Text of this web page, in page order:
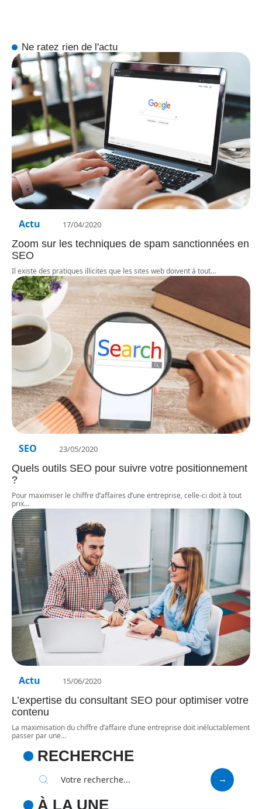
Ne ratez rien de l'actu
Actu 17/04/2020
Zoom sur les techniques de spam sanctionnées en
SEO
Il existe des pratiques illicites que les sites web doivent à tout…
SEO 23/05/2020
Quels outils SEO pour suivre votre positionnement
?
Pour maximiser le chiffre d’affaires d’une entreprise, celle-ci doit à tout
prix…
Actu 15/06/2020
L’expertise du consultant SEO pour optimiser votre
contenu
La maximisation du chiffre d’affaire d’une entreprise doit inéluctablement
passer par une…
RECHERCHE
À LA UNE